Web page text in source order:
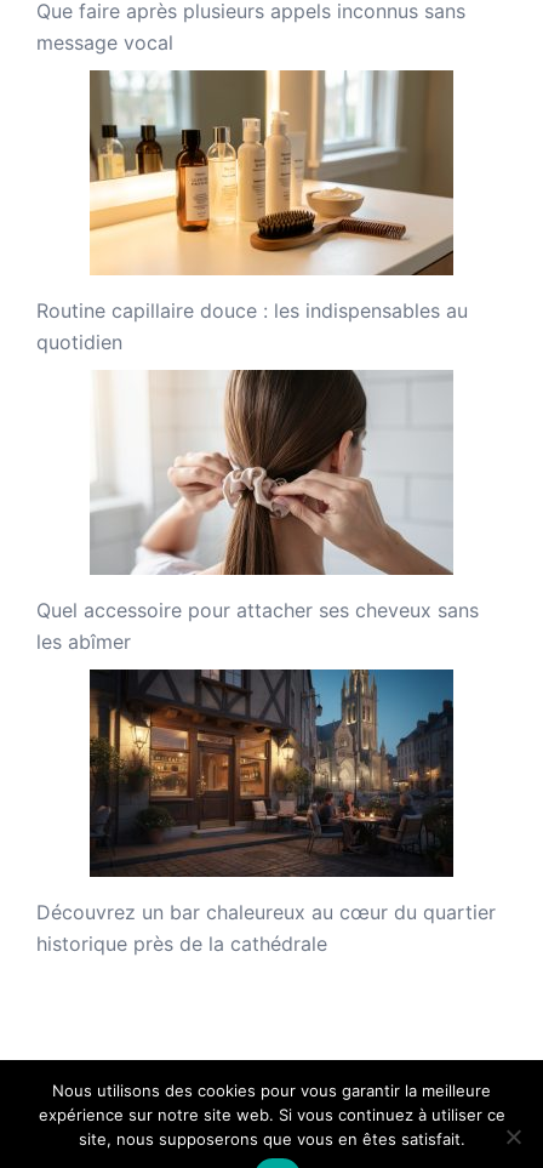
Que faire après plusieurs appels inconnus sans
message vocal
Routine capillaire douce : les indispensables au
quotidien
Quel accessoire pour attacher ses cheveux sans
les abîmer
Découvrez un bar chaleureux au cœur du quartier
historique près de la cathédrale
Nous utilisons des cookies pour vous garantir la meilleure
expérience sur notre site web. Si vous continuez à utiliser ce
site, nous supposerons que vous en êtes satisfait.